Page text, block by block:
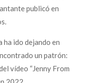
publicó en
ha ido dejando en
un patrón:
vídeo “Jenny From